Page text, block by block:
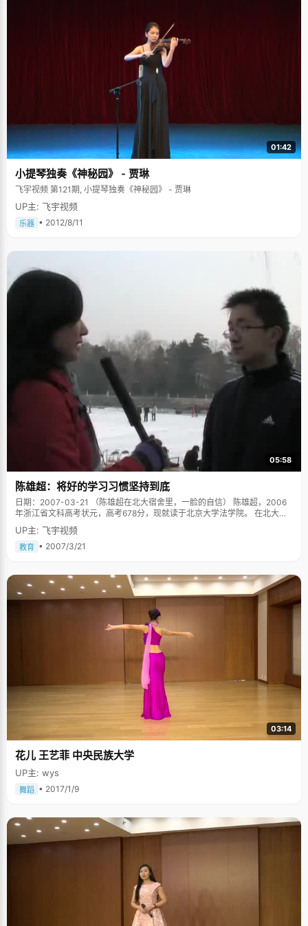
01:42
小提琴独奏《神秘园》 - 贾琳
飞宇视频 第121期, 小提琴独奏《神秘园》 - 贾琳
UP主: 飞宇视频
乐器 • 2012/8/11
05:58
陈雄超：将好的学习习惯坚持到底
日期：2007-03-21 （陈雄超在北大宿舍里，一脸的自信） 陈雄超，2006
年浙江省文科高考状元，高考678分，现就读于北京大学法学院。 在北大宿
舍楼里看到了陈雄超，一个白净，俊俏的男孩，剪着一头干净利索的短发，
正在津津有味地看足球赛。刚刚考完最后一门功课，他想好好的放松一下自
己。 在他身后的书架上，一本厚厚的《史记》特别显眼，旁边放的是《资治
余华的《活着》让他有一种特别震撼的感觉，书中一个农民对生命和生活的
那种不可逃离感让他记忆深刻。正因为这种对文学的酷爱，陈熊超选择了北
大这块历史悠久文学氛围浓郁的沃土。 说起状元，陈雄超要特别的感谢自己
的爸爸妈妈，他们给自己营造了一个比较宽容的学习生活环境，他用民主来
形容自己和爸爸妈妈的关系。小时候，爸爸妈妈特别尊重自己的意见和兴趣
爱好，爱看什么书，做什么事情都不会太干涉。记得小时候去书店买书，看
到很多家长带着孩子来挑书，要这本，要那本，给孩子挑了一大堆书，我突
然觉得自己特别的幸福，可以有自己选择的余地，选择自己喜欢的书，正是
这样，陈雄超有机会看了很多课外书。 学习就是养成一种良好的学习习惯 受
到父母爱好学习的影响，陈雄超在学习上比较自觉，从不让父母多操心，认
真听讲、认真做题、认真考试。说到有什么特别的学习技巧的时候，他不屑
的一笑，说，特别的学习方法和学习技巧，那都是很不现实的东西。每个人
都有适合自己的学习方式，养成一个良好的学习习惯一直坚持下来就足够
了。上课认真听讲，下课认真复习做作业。最关键的是要能坚持，其实很多
人不是学习不好或者不聪明，而是他不能将好的学习习惯坚持下去。 高
挥，得益于自己的一颗平常心。在最后冲刺的那段时间里，陈熊超没有报什
没有课的时候，也会跟同学一起上自习。人多了，就不会感觉特别紧张了。
陈雄超说，一定要保持和平时一样的规律，记得高考的最后一段时间里，妈
于是陈雄超跟妈妈商量，希望妈妈能够向平时一样就可以了，不要刻意营造
一种高考的氛围，希望妈妈和自己都能以一种平常的心态来对待高考。就这
样，陈雄超一路平平常常的走到了北大。 陈雄超话不多，显得有些矜持，但
候，他跟四个男孩子关系特别好，还组成了一个小灰帮，灰是介于白与黑之
间的颜色，也就是说他们这个小团体不是特别坏爱捣蛋，但是也与循规蹈矩
沾不上边。他说那时候的生活特别丰富，每天大家一起玩，一起进一起出，
在班级上还是挺威风的。只是在其他男孩在在欺负小女孩的时候，他就在一
他觉得这是他学习生活中最充实快乐的一段日子，虽然现在大家都各奔东西
UP主: 飞宇视频
教育 • 2007/3/21
03:14
花儿 王艺菲 中央民族大学
UP主: wys
舞蹈 • 2017/1/9